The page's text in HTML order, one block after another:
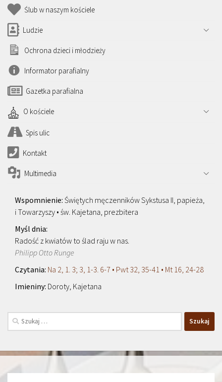
Ślub w naszym kościele
Ludzie
Ochrona dzieci i młodzieży
Informator parafialny
Gazetka parafialna
O kościele
Spis ulic
Kontakt
Multimedia
Świętych męczenników Sykstusa II, papieża,
i Towarzyszy • św. Kajetana, prezbitera
Radość z kwiatów to ślad raju w nas.
Philipp Otto Runge
Na 2, 1. 3; 3, 1-3. 6-7 • Pwt 32, 35-41 • Mt 16, 24-28
Doroty, Kajetana
Szukaj: